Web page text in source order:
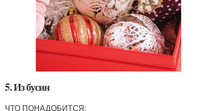
5. Из бусин
ЧТО ПОНАДОБИТСЯ: